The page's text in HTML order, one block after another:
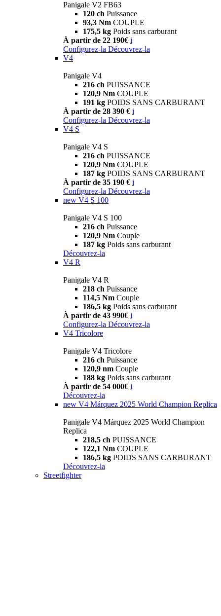
Panigale V2 FB63
120 ch Puissance
93,3 Nm COUPLE
175,5 kg Poids sans carburant
À partir de 22 190€ i
Configurez-la Découvrez-la
V4
Panigale V4
216 ch PUISSANCE
120,9 Nm COUPLE
191 kg POIDS SANS CARBURANT
À partir de 28 390 € i
Configurez-la Découvrez-la
V4 S
Panigale V4 S
216 ch PUISSANCE
120,9 Nm COUPLE
187 kg POIDS SANS CARBURANT
À partir de 35 190 € i
Configurez-la Découvrez-la
new V4 S 100
Panigale V4 S 100
216 ch Puissance
120,9 Nm Couple
187 kg Poids sans carburant
Découvrez-la
V4 R
Panigale V4 R
218 ch Puissance
114,5 Nm Couple
186,5 kg Poids sans carburant
À partir de 43 990€ i
Configurez-la Découvrez-la
V4 Tricolore
Panigale V4 Tricolore
216 ch Puissance
120,9 nm Couple
188 kg Poids sans carburant
À partir de 54 000€ i
Découvrez-la
new V4 Márquez 2025 World Champion Replica
Panigale V4 Márquez 2025 World Champion
Replica
218,5 ch PUISSANCE
122,1 Nm COUPLE
186,5 kg POIDS SANS CARBURANT
Découvrez-la
Streetfighter